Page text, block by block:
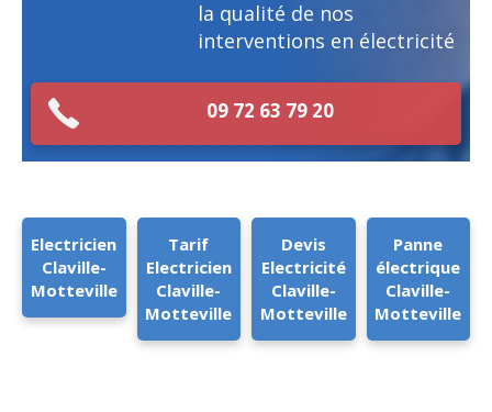
la qualité de nos
interventions en électricité
09 72 63 79 20
Electricien
Claville-
Motteville
Tarif
Electricien
Claville-
Motteville
Devis
Electricité
Claville-
Motteville
Panne
électrique
Claville-
Motteville